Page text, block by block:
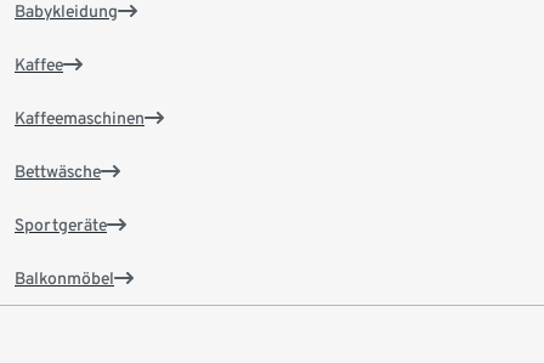
Babykleidung
Kaffee
Kaffeemaschinen
Bettwäsche
Sportgeräte
Balkonmöbel